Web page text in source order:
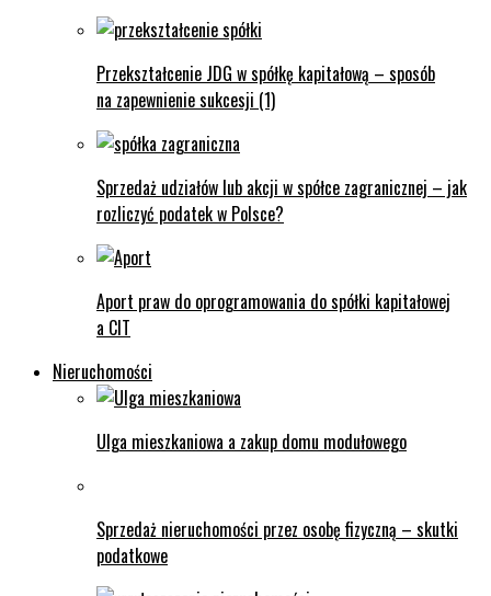
Przekształcenie JDG w spółkę kapitałową – sposób
na zapewnienie sukcesji (1)
Sprzedaż udziałów lub akcji w spółce zagranicznej – jak
rozliczyć podatek w Polsce?
Aport praw do oprogramowania do spółki kapitałowej
a CIT
Nieruchomości
Ulga mieszkaniowa a zakup domu modułowego
Sprzedaż nieruchomości przez osobę fizyczną – skutki
podatkowe